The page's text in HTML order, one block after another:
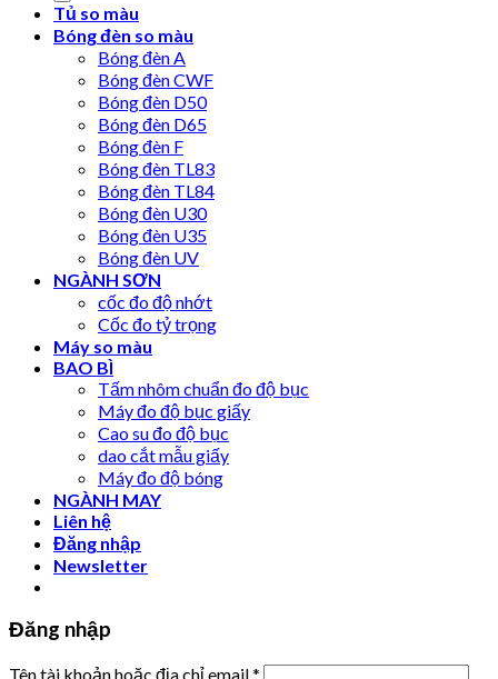
Tủ so màu
Bóng đèn so màu
Bóng đèn A
Bóng đèn CWF
Bóng đèn D50
Bóng đèn D65
Bóng đèn F
Bóng đèn TL83
Bóng đèn TL84
Bóng đèn U30
Bóng đèn U35
Bóng đèn UV
NGÀNH SƠN
cốc đo độ nhớt
Cốc đo tỷ trọng
Máy so màu
BAO BÌ
Tấm nhôm chuẩn đo độ bục
Máy đo độ bục giấy
Cao su đo độ bục
dao cắt mẫu giấy
Máy đo độ bóng
NGÀNH MAY
Liên hệ
Đăng nhập
Newsletter
Đăng nhập
Tên tài khoản hoặc địa chỉ email*